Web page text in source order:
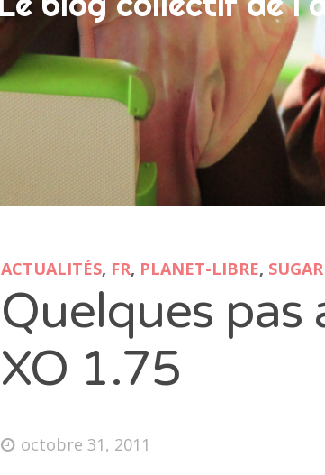
ACTUALITÉS, FR, PLANET-LIBRE, SUGAR
Quelques pas
XO 1.75
octobre 31, 2011